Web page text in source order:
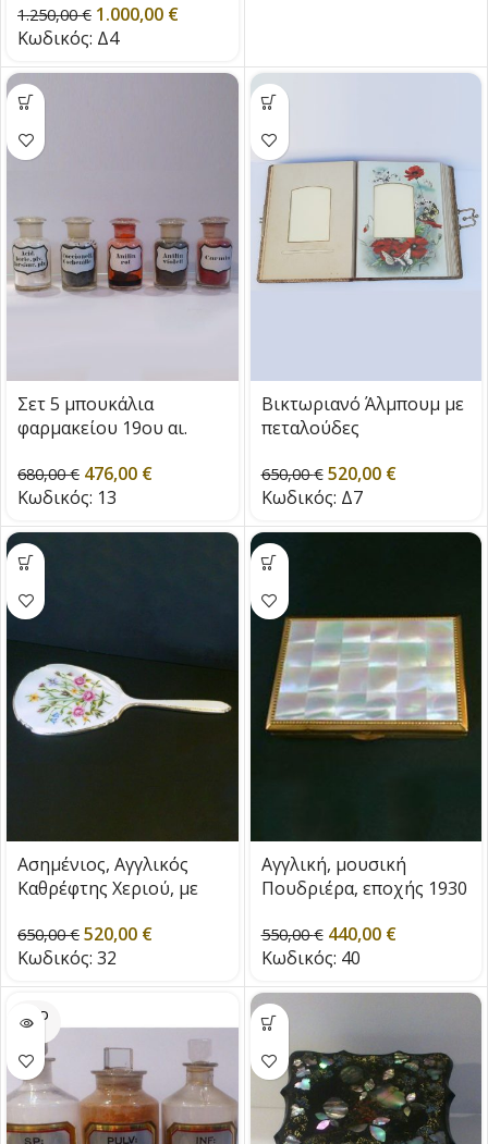
1.250,00€ 1.000,00 €
Κωδικός: Δ4
Σετ 5 μπουκάλια
φαρμακείου 19ου αι.
680,00€ 476,00 €
Κωδικός: 13
Βικτωριανό Άλμπουμ με
πεταλούδες
650,00€ 520,00 €
Κωδικός: Δ7
Ασημένιος, Αγγλικός
Καθρέφτης Χεριού, με
650,00€ 520,00 €
Κωδικός: 32
Αγγλική, μουσική
Πουδριέρα, εποχής 1930
550,00€ 440,00 €
Κωδικός: 40
SOLD
OUT